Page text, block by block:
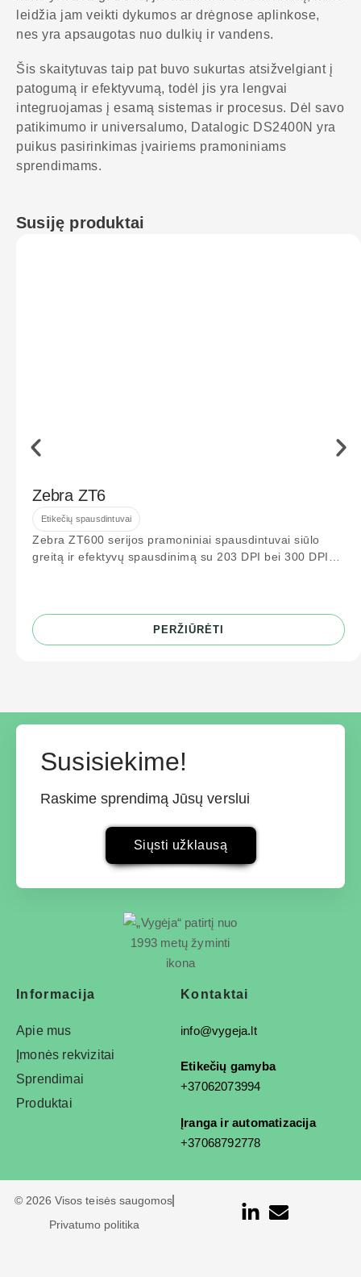
leidžia jam veikti dykumos ar drėgnose aplinkose,
nes yra apsaugotas nuo dulkių ir vandens.
Šis skaitytuvas taip pat buvo sukurtas atsižvelgiant į
patogumą ir efektyvumą, todėl jis yra lengvai
integruojamas į esamą sistemas ir procesus. Dėl savo
patikimumo ir universalumo, Datalogic DS2400N yra
puikus pasirinkimas įvairiems pramoniniams
sprendimams.
Susiję produktai
Zebra ZT6
Etikečių spausdintuvai
Zebra ZT600 serijos pramoniniai spausdintuvai siūlo
greitą ir efektyvų spausdinimą su 203 DPI bei 300 DPI
PERŽIŪRĖTI
Susisiekime!
Raskime sprendimą Jūsų verslui
Siųsti užklausą
Informacija
Apie mus
Įmonės rekvizitai
Sprendimai
Produktai
Kontaktai
info@vygeja.lt
Etikečių gamyba
+37062073994
Įranga ir automatizacija
+37068792778
© 2026 Visos teisės saugomos
Privatumo politika